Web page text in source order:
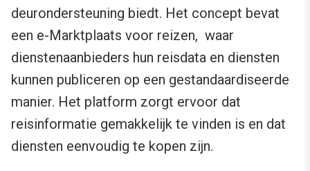
deurondersteuning biedt. Het concept bevat
een e-Marktplaats voor reizen, waar
dienstenaanbieders hun reisdata en diensten
kunnen publiceren op een gestandaardiseerde
manier. Het platform zorgt ervoor dat
reisinformatie gemakkelijk te vinden is en dat
diensten eenvoudig te kopen zijn.